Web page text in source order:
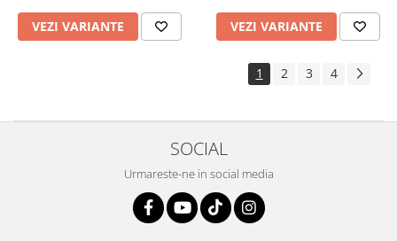
VEZI VARIANTE VEZI VARIANTE
1 2 3 4
SOCIAL
Urmareste-ne in social media